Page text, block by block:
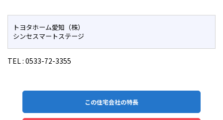
トヨタホーム愛知（株）
シンセスマートステージ
TEL : 0533-72-3355
この住宅会社の特長